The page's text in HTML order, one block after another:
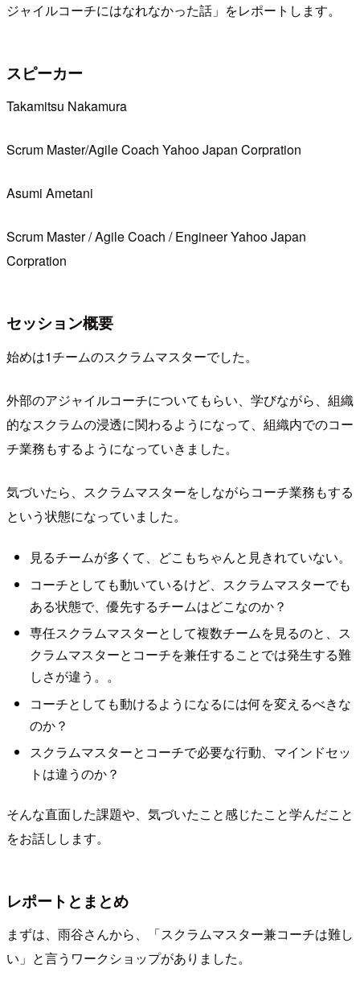
ジャイルコーチにはなれなかった話」をレポートします。
スピーカー
Takamitsu Nakamura
Scrum Master/Agile Coach Yahoo Japan Corpration
Asumi Ametani
Scrum Master / Agile Coach / Engineer Yahoo Japan
Corpration
セッション概要
始めは1チームのスクラムマスターでした。
外部のアジャイルコーチについてもらい、学びながら、組織
的なスクラムの浸透に関わるようになって、組織内でのコー
チ業務もするようになっていきました。
気づいたら、スクラムマスターをしながらコーチ業務もする
という状態になっていました。
見るチームが多くて、どこもちゃんと見きれていない。
コーチとしても動いているけど、スクラムマスターでも
ある状態で、優先するチームはどこなのか？
専任スクラムマスターとして複数チームを見るのと、ス
クラムマスターとコーチを兼任することでは発生する難
しさが違う。。
コーチとしても動けるようになるには何を変えるべきな
のか？
スクラムマスターとコーチで必要な行動、マインドセッ
トは違うのか？
そんな直面した課題や、気づいたこと感じたこと学んだこと
をお話しします。
レポートとまとめ
まずは、雨谷さんから、「スクラムマスター兼コーチは難し
い」と言うワークショップがありました。